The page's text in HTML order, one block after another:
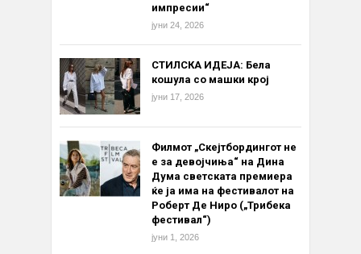
импресии“
јуни 24, 2026
СТИЛСКА ИДЕЈА: Бела
кошула со машки крој
јуни 17, 2026
Филмот „Скејтбордингот не
е за девојчиња“ на Дина
Дума светската премиера
ќе ја има на фестивалот на
Роберт Де Ниро („Трибека
фестивал“)
јуни 1, 2026